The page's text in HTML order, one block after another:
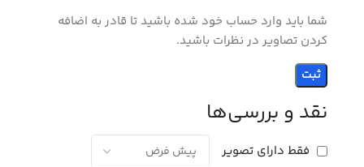
نقد و بررسی‌ها
فقط دارای تصویر
شما باید وارد حساب خود شده باشید تا قادر به اضافه
کردن تصاویر در نظرات باشید.